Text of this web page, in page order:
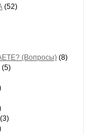
(52)
(Вопросы) (8)
(5)
(3)